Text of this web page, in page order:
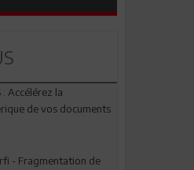
Accélérez la
de vos documents
- Fragmentation de